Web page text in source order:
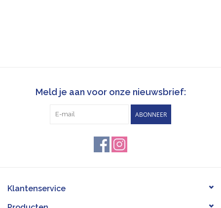
Meld je aan voor onze nieuwsbrief:
ABONNEER
Klantenservice